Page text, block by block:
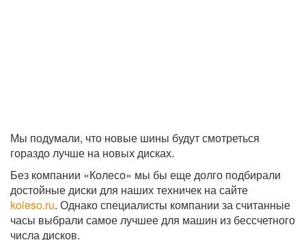
Мы подумали, что новые шины будут смотреться
гораздо лучше на новых дисках.
Без компании «Колесо» мы бы еще долго подбирали
достойные диски для наших техничек на сайте
koleso.ru. Однако специалисты компании за считанные
часы выбрали самое лучшее для машин из бессчетного
числа дисков.